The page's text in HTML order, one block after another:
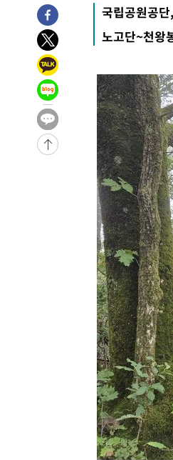
-2785초 전 >
[속보]경찰, '홍명보
-29008초 전 >
[속보]합참 "北 발사
화"
-28756초 전 >
日방위성, 北이 동해
-27186초 전 >
-26592초 전 >
[속보]합참 "북, 동
-25988초 전 >
'낮 최고 39도' 불
-25947초 전 >
[속보]7~9일 프로
-25609초 전 >
"韓 외환시장 개입
'월드컵 탈락 후폭
서울 낮 37.9도, 올
[속보]종합특검, 대
[속보]코스닥,
[속보]코스피,
[속보]원·달러 환
"여기 떨어졌다"…
손흥민, 5경기 연속
내일까지 39도 '펄
트럼프, 한국계 진보
"美간섭에 합의 지
[속보]산업장관 "李
[속보]경찰, '홍명보
국립공원공
노고단~천왕